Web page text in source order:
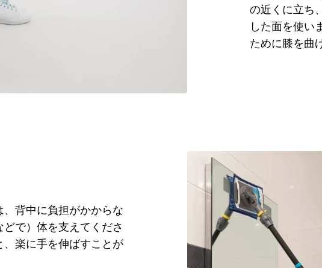
の近くに立ち
した面を使い
ために膝を曲
背中に負担がかからな
で）体を支えてくださ
楽に手を伸ばすことが